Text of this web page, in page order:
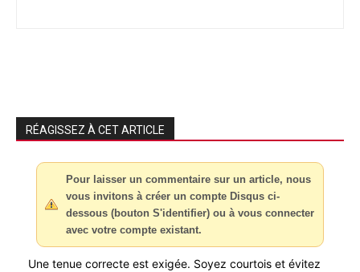
RÉAGISSEZ À CET ARTICLE
Pour laisser un commentaire sur un article, nous
vous invitons à créer un compte Disqus ci-
dessous (bouton S'identifier) ou à vous connecter
avec votre compte existant.
Une tenue correcte est exigée. Soyez courtois et évitez